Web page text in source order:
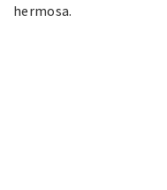
hermosa.